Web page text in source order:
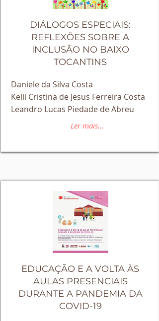
DIÁLOGOS ESPECIAIS:
REFLEXÕES SOBRE A
INCLUSÃO NO BAIXO
TOCANTINS
Daniele da Silva Costa
Kelli Cristina de Jesus Ferreira Costa
Leandro Lucas Piedade de Abreu
Ler mais...
EDUCAÇÃO E A VOLTA ÀS
AULAS PRESENCIAIS
DURANTE A PANDEMIA DA
COVID-19